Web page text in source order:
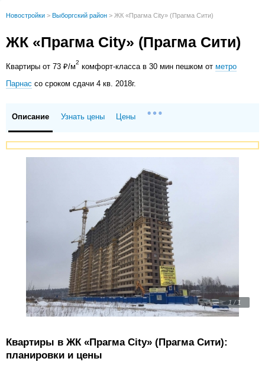
Новостройки > Выборгский район > ЖК «Прагма City» (Прагма Сити)
ЖК «Прагма City» (Прагма Сити)
Квартиры от 73 ₽/м2 комфорт-класса в 30 мин пешком отметро
Парнас со сроком сдачи 4 кв. 2018г.
Описание Узнать цены Цены
1 / 1
Квартиры в ЖК «Прагма City» (Прагма Сити):
планировки и цены